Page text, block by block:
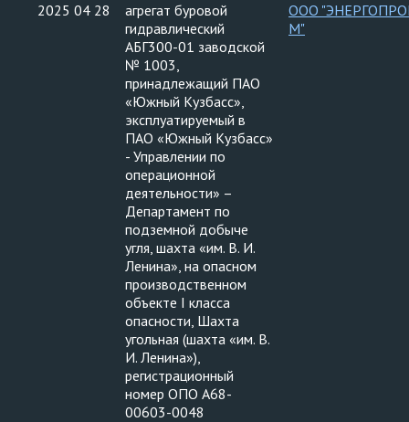
2025 04 28
агрегат буровой
гидравлический
АБГ300-01 заводской
№ 1003,
принадлежащий ПАО
«Южный Кузбасс»,
эксплуатируемый в
ПАО «Южный Кузбасс»
- Управлении по
операционной
деятельности» –
Департамент по
подземной добыче
угля, шахта «им. В. И.
Ленина», на опасном
производственном
объекте I класса
опасности, Шахта
угольная (шахта «им. В.
И. Ленина»),
регистрационный
номер ОПО А68-
00603-0048
ООО
М"